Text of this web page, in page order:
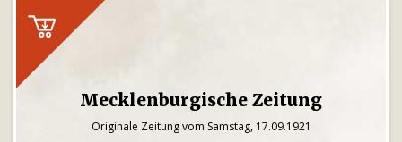
Mecklenburgische Zeitung
Originale Zeitung vom Samstag, 17.09.1921